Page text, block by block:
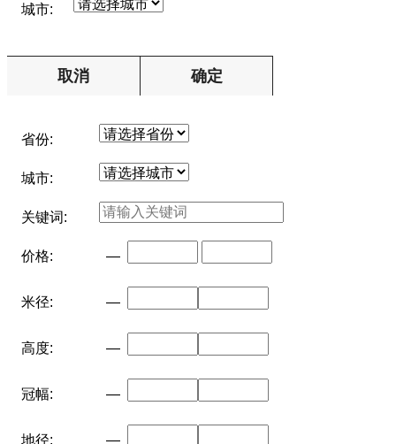
城市:
取消 确定
省份:
城市:
关键词:
价格: —
米径: —
高度: —
冠幅: —
地径: —